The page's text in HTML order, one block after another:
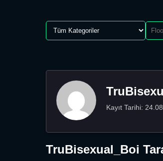
Kayıt Tarihi:
TruBisexual_Boi